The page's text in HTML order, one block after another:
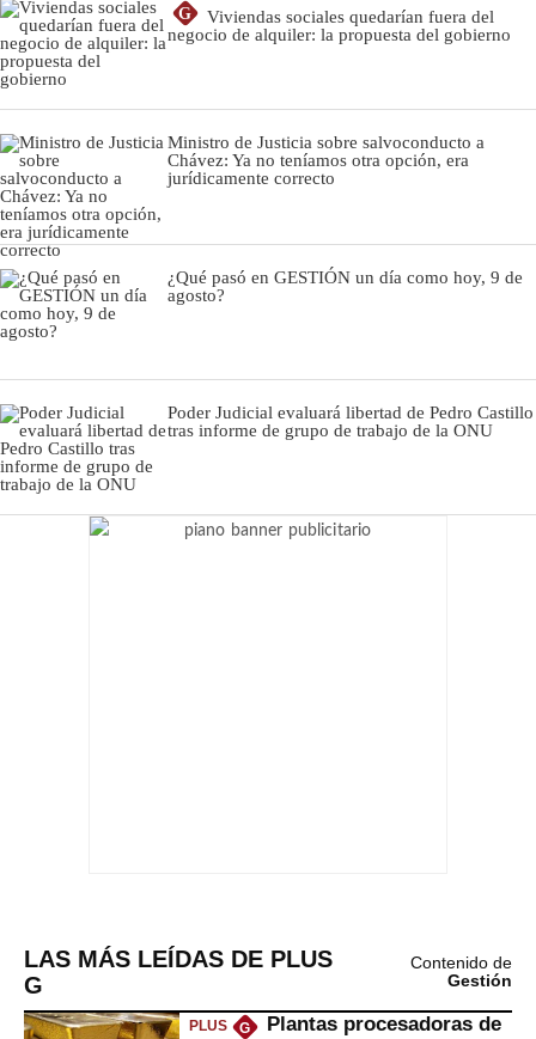
G
Viviendas sociales quedarían fuera del
negocio de alquiler: la propuesta del gobierno
Ministro de Justicia sobre salvoconducto a
Chávez: Ya no teníamos otra opción, era
jurídicamente correcto
¿Qué pasó en GESTIÓN un día como hoy, 9 de
agosto?
Poder Judicial evaluará libertad de Pedro Castillo
tras informe de grupo de trabajo de la ONU
LAS MÁS LEÍDAS DE PLUS
G
Contenido de
Gestión
PLUS G
Plantas procesadoras de